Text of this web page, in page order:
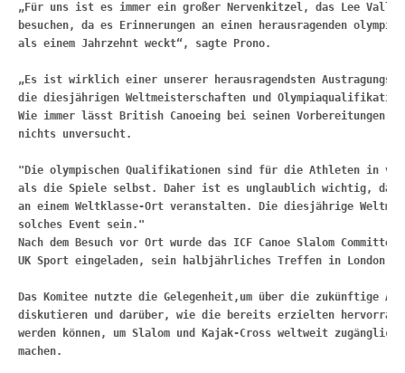
„Für uns ist es immer ein großer Nervenkitzel, das Lee
besuchen, da es Erinnerungen an einen herausragenden
als einem Jahrzehnt weckt“, sagte Prono.
„Es ist wirklich einer unserer herausragendsten
die diesjährigen Weltmeisterschaften und
Wie immer lässt
British Canoeing bei seinen Vorbereitungen
nichts unversucht.
"Die olympischen Qualifikationen sind für die Athleten in
als die Spiele selbst. Daher ist es unglaublich wichtig,
an einem Weltklasse-Ort veranstalten. Die diesjährige
solches Event sein."
Nach dem Besuch vor Ort wurde das ICF Canoe Slalom
UK Sport eingeladen, sein halbjährliches Treffen in London
Das Komitee nutzte die Gelegenheit, um über die zukünftige
diskutieren und darüber, wie die bereits erzielten
werden können, um Slalom und Kajak-Cross weltweit
machen.